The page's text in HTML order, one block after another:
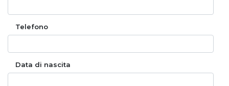
Telefono
Data di nascita